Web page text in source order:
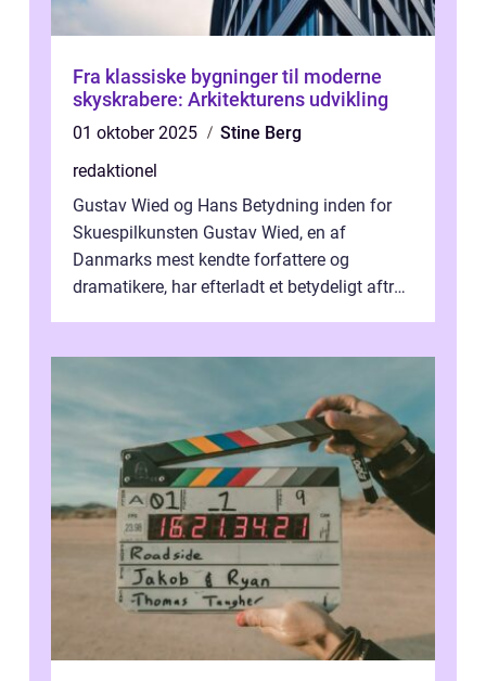
Fra klassiske bygninger til moderne
skyskrabere: Arkitekturens udvikling
01 oktober 2025
Stine Berg
redaktionel
Gustav Wied og Hans Betydning inden for
Skuespilkunsten Gustav Wied, en af
Danmarks mest kendte forfattere og
dramatikere, har efterladt et betydeligt aftryk